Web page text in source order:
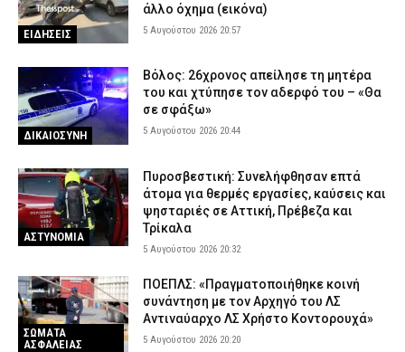
ΕΙΔΗΣΕΙΣ
άλλο όχημα (εικόνα)
5 Αυγούστου 2026 20:57
ΔΙΚΑΙΟΣΥΝΗ
Βόλος: 26χρονος απείλησε τη μητέρα
του και χτύπησε τον αδερφό του – «Θα
σε σφάξω»
5 Αυγούστου 2026 20:44
ΑΣΤΥΝΟΜΙΑ
Πυροσβεστική: Συνελήφθησαν επτά
άτομα για θερμές εργασίες, καύσεις και
ψησταριές σε Αττική, Πρέβεζα και
Τρίκαλα
5 Αυγούστου 2026 20:32
ΣΩΜΑΤΑ
ΑΣΦΑΛΕΙΑΣ
ΠΟΕΠΛΣ: «Πραγματοποιήθηκε κοινή
συνάντηση με τον Αρχηγό του ΛΣ
Αντιναύαρχο ΛΣ Χρήστο Κοντορουχά»
5 Αυγούστου 2026 20:20